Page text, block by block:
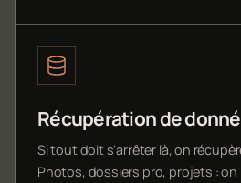
Récupération de
Si tout doit s'arrêter là, on
Photos, dossiers pro, projets : on